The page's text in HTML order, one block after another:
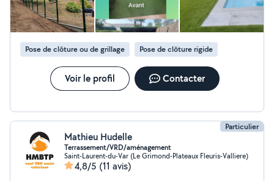
Pose de clôture ou de grillage Pose de clôture rigide
Voir le profil Contacter
Particulier
Mathieu Hudelle
Terrassement/VRD/aménagement
Saint-Laurent-du-Var (Le Grimond-Plateaux Fleuris-Valliere)
4,8/5 (11 avis)